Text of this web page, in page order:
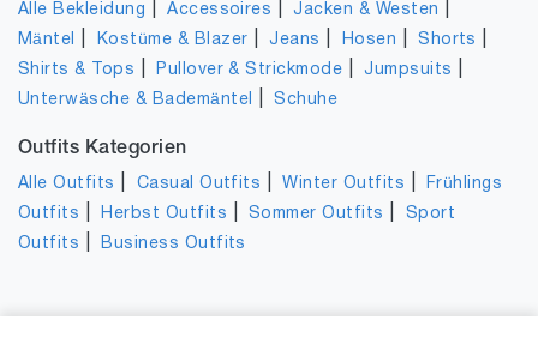
Alle Bekleidung |Accessoires |Jacken & Westen
Mäntel Kostüme & Blazer |Jeans Hosen |Shorts
Shirts & Tops Pullover & Strickmode |Jumpsuits
Unterwäsche & Bademäntel |Schuhe
Outfits Kategorien
Alle Outfits Casual Outfits |Winter Outfits
Frühlings
Outfits
Herbst Outfits Sommer Outfits
Sport
Outfits
Business Outfits